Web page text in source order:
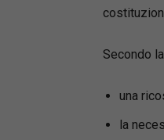
Secondo
una
la